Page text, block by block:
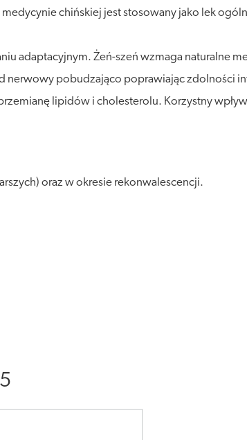
chińskiej jest stosowany jako lek
adaptacyjnym. Żeń-szeń wzmaga naturalne
nerwowy pobudzająco poprawiając zdolności
lipidów i cholesterolu. Korzystny
oraz w okresie rekonwalescencji.